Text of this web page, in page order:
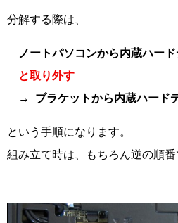
分解する際は、
ノートパソコンから内蔵ハー
と取り外す
ブラケットから内蔵ハード
という手順になります。
組み立て時は、もちろん逆の順番